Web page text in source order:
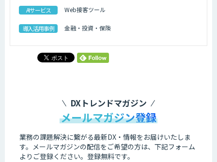
AIサービス Web接客ツール
導入活用事例 金融・投資・保険
DXトレンドマガジン
メールマガジン登録
業務の課題解決に繋がる最新DX・情報をお届けいたしま
す。 メールマガジンの配信をご希望の方は、下記フォーム
よりご登録ください。登録無料です。